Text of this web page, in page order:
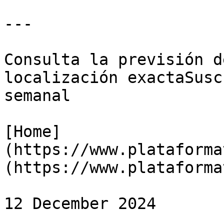
---
Consulta la previsión
localización
semanal
[Home]
(https://
(https://
12 December 2024